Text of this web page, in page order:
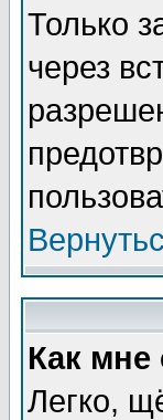
Только
через
Как мне
Легко,